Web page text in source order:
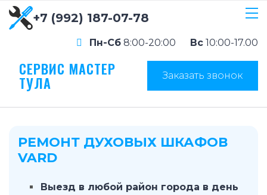
+7 (992) 187-07-78
Пн-Сб 8:00-20:00 Вс 10:00-17.00
СЕРВИС МАСТЕР
ТУЛА Заказать звонок
РЕМОНТ ДУХОВЫХ ШКАФОВ
VARD
Выезд в любой район города в день